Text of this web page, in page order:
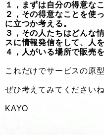
１，まずは自分の得意な
２，その得意なことを使
に立つか考える。
３，その人たちはどんな
スに情報発信をして、人を
４，人がいる場所で販売を
これだけでサービスの原
ぜひ考えてみてください
KAYO